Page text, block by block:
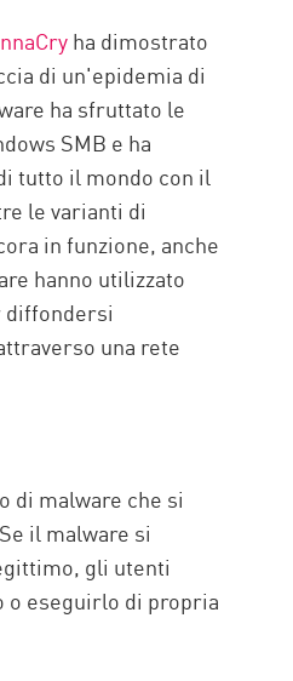
ha dimostrato
di un'epidemia di
ha sfruttato le
SMB e ha
tutto il mondo con il
le varianti di
in funzione, anche
hanno utilizzato
una rete
di malware che si
il malware si
gli utenti
o eseguirlo di propria